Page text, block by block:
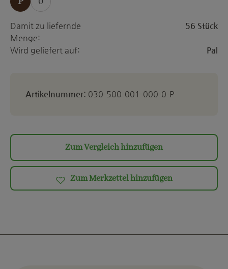
Damit zu liefernde
Menge:
56 Stück
Wird geliefert auf: Pal
Artikelnummer: 030-500-001-000-0-P
Zum Vergleich hinzufügen
Zum Merkzettel hinzufügen